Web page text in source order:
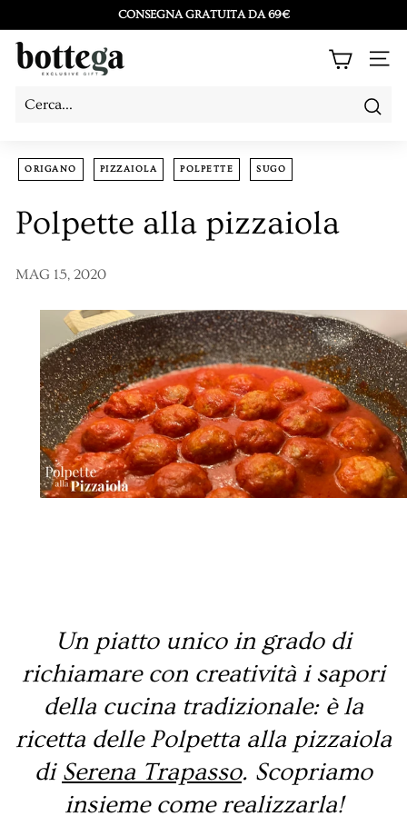
direttamente
CONSEGNA GRATUITA DA 69€
B
e
a
a
ORIGANO PIZZAIOLA POLPETTE SUGO
Polpette alla pizzaiola
MAG 15, 2020
Un piatto unico in grado di
richiamare con creatività i sapori
della cucina tradizionale: è la
ricetta delle Polpetta alla pizzaiola
di Serena Trapasso. Scopriamo
insieme come realizzarla!